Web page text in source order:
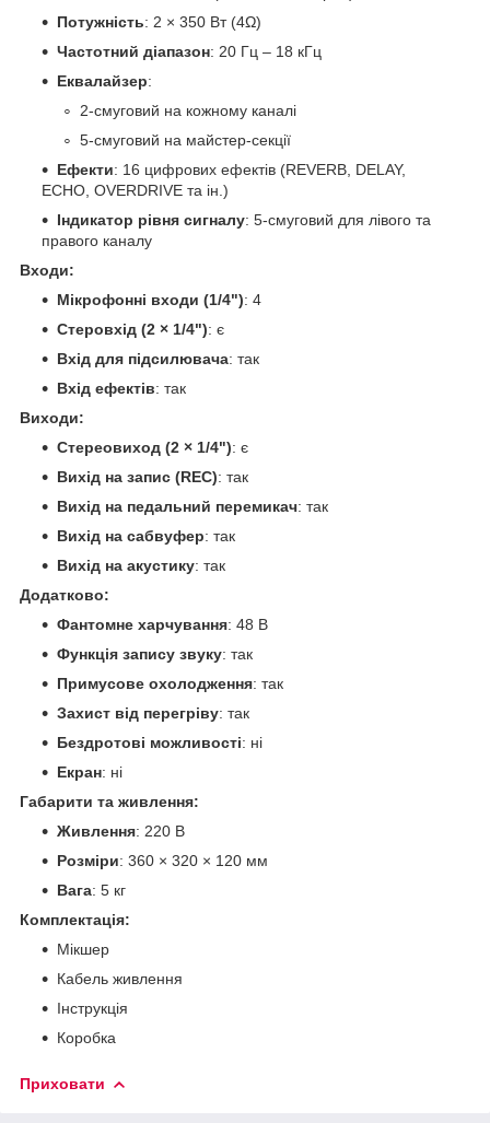
Потужність: 2 × 350 Вт (4Ω)
Частотний діапазон: 20 Гц – 18 кГц
Еквалайзер:
2-смуговий на кожному каналі
5-смуговий на майстер-секції
Ефекти: 16 цифрових ефектів (REVERB, DELAY,
ECHO, OVERDRIVE та ін.)
Індикатор рівня сигналу: 5-смуговий для лівого та
правого каналу
Входи:
Мікрофонні входи (1/4"): 4
Стеровхід (2 × 1/4"): є
Вхід для підсилювача: так
Вхід ефектів: так
Виходи:
Стереовиход (2 × 1/4"): є
Вихід на запис (REC): так
Вихід на педальний перемикач: так
Вихід на сабвуфер: так
Вихід на акустику: так
Додатково:
Фантомне харчування: 48 В
Функція запису звуку: так
Примусове охолодження: так
Захист від перегріву: так
Бездротові можливості: ні
Екран: ні
Габарити та живлення:
Живлення: 220 В
Розміри: 360 × 320 × 120 мм
Вага: 5 кг
Комплектація:
Мікшер
Кабель живлення
Інструкція
Коробка
Приховати